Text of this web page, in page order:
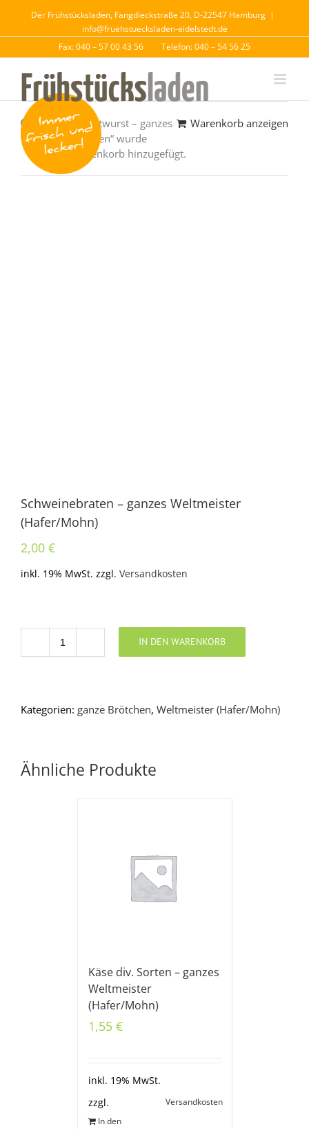
Der Frühstücksladen, Fangdieckstraße 20, D-22547 Hamburg |
info@fruehstuecksladen-eidelstedt.de
Fax: 040 – 57 00 43 56
Telefon: 040 – 54 56 25
Warenkorb anzeigen
„Schinkenmettwurst – ganzes
Weizenbrötchen“ wurde
deinem Warenkorb hinzugefügt.
Schweinebraten – ganzes Weltmeister
(Hafer/Mohn)
2,00 €
inkl. 19% MwSt. zzgl. Versandkosten
Anzahl
IN DEN WARENKORB
Kategorien: ganze Brötchen, Weltmeister (Hafer/Mohn)
Ähnliche Produkte
Käse div. Sorten – ganzes
Weltmeister
(Hafer/Mohn)
1,55 €
inkl. 19% MwSt.
zzgl.
Versandkosten
In den